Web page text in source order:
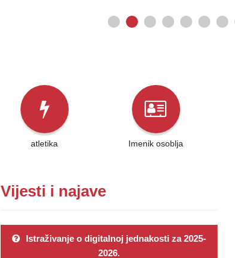
atletika Imenik osoblja
Vijesti i najave
Istraživanje o digitalnoj jednakosti za 2025-
2026.